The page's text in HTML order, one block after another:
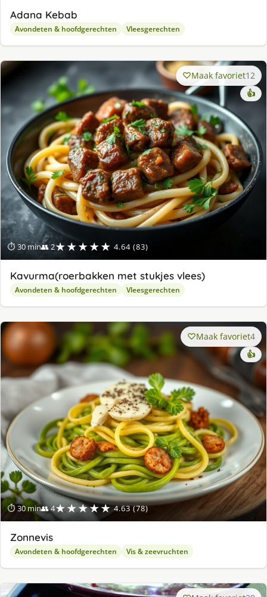
Adana Kebab
Avondeten & hoofdgerechten Vleesgerechten
⏱ 30 min👥 2★★★★★ 4.64 (83)
Maak favoriet12
👍
Kavurma(roerbakken met stukjes vlees)
Avondeten & hoofdgerechten Vleesgerechten
⏱ 30 min👥 4★★★★★ 4.63 (78)
Maak favoriet4
👍
Zonnevis
Avondeten & hoofdgerechten Vis & zeevruchten